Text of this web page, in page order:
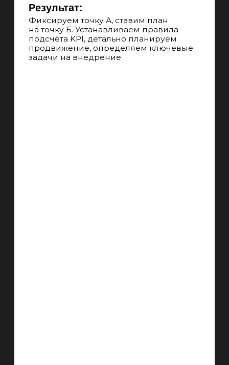
Используем инструменты
автоматизации, шаблонизации
и типизации работ для уменьшения
издержек на больших проектах
АВТОМАТИЗАЦИЯ